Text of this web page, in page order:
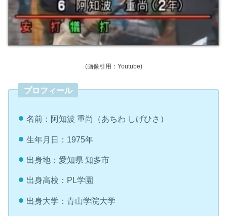
(画像引用：Youtube)
プロフィール
名前：阿知波 重尚（あちわ しげひさ）
生年月日：1975年
出身地：愛知県 知多市
出身高校：PL学園
出身大学：青山学院大学